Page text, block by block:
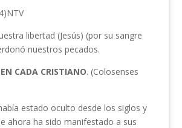
libertad (Jesús) (por su sangre
nuestros pecados.
CADA CRISTIANO. (Colosenses
estado oculto desde los siglos y
ahora ha sido manifestado a sus